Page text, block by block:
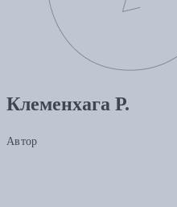
Клеменхага Р.
Автор